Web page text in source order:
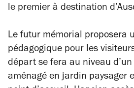
le premier à destination
Le futur mémorial proposera
pédagogique pour les
départ se fera au niveau
aménagé en jardin paysager